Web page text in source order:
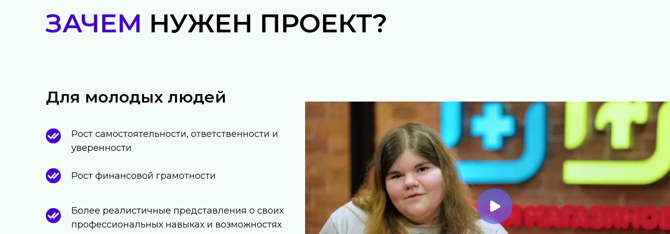
ЗАЧЕМ НУЖЕН ПРОЕКТ?
Для молодых людей
Рост самостоятельности, ответственности и
уверенности
Рост финансовой грамотности
Более реалистичные представления о своих
профессиональных навыках и возможностях